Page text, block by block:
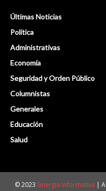
Últimas Noticias
Política
Administrativas
Economía
Seguridad y Orden Público
Columnistas
Generales
Educación
Salud
© 2023 Sinergia Informativa |